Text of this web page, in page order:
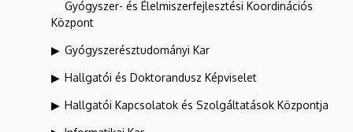
Gyógyszer- és Élelmiszerfejlesztési Koordinációs
Központ
Gyógyszerésztudományi Kar
Hallgatói és Doktorandusz Képviselet
Hallgatói Kapcsolatok és Szolgáltatások Központja